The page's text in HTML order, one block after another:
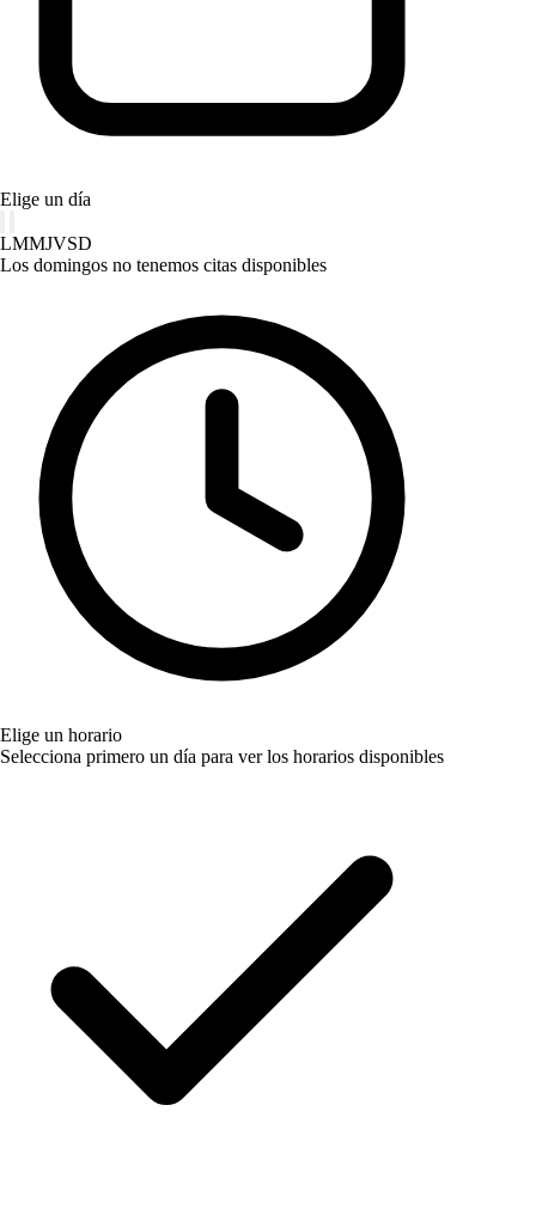
Elige un día
LMMJVSD
Los domingos no tenemos citas disponibles
Elige un horario
Selecciona primero un día para ver los horarios disponibles